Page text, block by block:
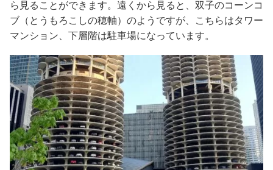
ら見ることができます。遠くから見ると、双子のコーンコ
ブ（とうもろこしの穂軸）のようですが、こちらはタワー
マンション、下層階は駐車場になっています。